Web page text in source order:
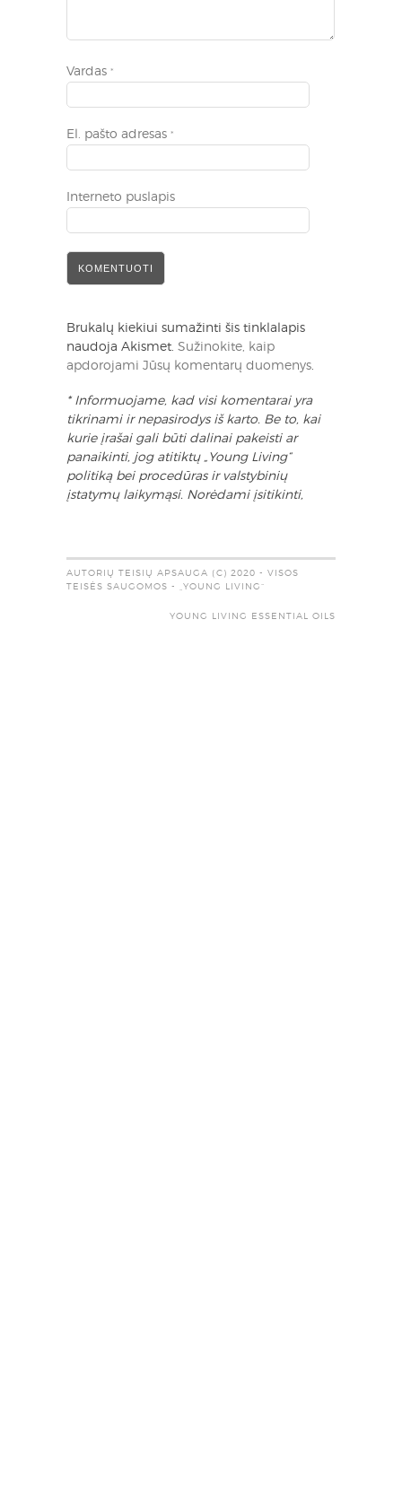
Vardas *
El. pašto adresas *
Interneto puslapis
Brukalų kiekiui sumažinti šis tinklalapis
naudoja Akismet. Sužinokite, kaip
apdorojami Jūsų komentarų duomenys.
* Informuojame, kad visi komentarai yra
tikrinami ir nepasirodys iš karto. Be to, kai
kurie įrašai gali būti dalinai pakeisti ar
panaikinti, jog atitiktų „Young Living“
politiką bei procedūras ir valstybinių
įstatymų laikymąsi. Norėdami įsitikinti,
AUTORIŲ TEISIŲ APSAUGA (C) 2020 - VISOS
TEISĖS SAUGOMOS - „YOUNG LIVING“
YOUNG LIVING ESSENTIAL OILS